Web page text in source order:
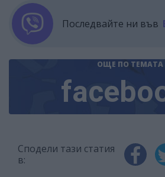
Последвайте ни във
ОЩЕ ПО ТЕМАТА
Сподели тази статия
в: